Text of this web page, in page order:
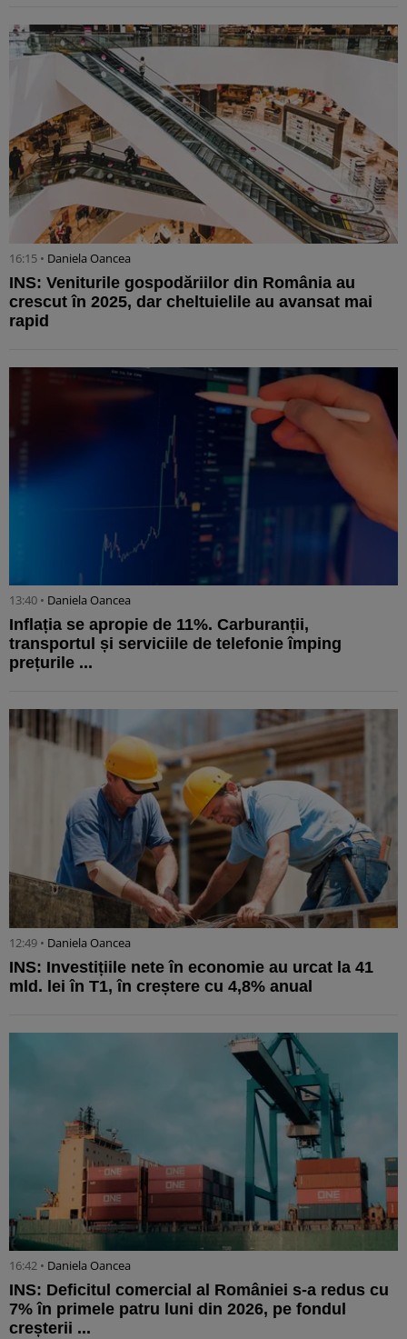
16:15 • Daniela Oancea
INS: Veniturile gospodăriilor din România au
crescut în 2025, dar cheltuielile au avansat mai
rapid
13:40 • Daniela Oancea
Inflația se apropie de 11%. Carburanții,
transportul și serviciile de telefonie împing
prețurile ...
12:49 • Daniela Oancea
INS: Investițiile nete în economie au urcat la 41
mld. lei în T1, în creștere cu 4,8% anual
16:42 • Daniela Oancea
INS: Deficitul comercial al României s-a redus cu
7% în primele patru luni din 2026, pe fondul
creșterii ...